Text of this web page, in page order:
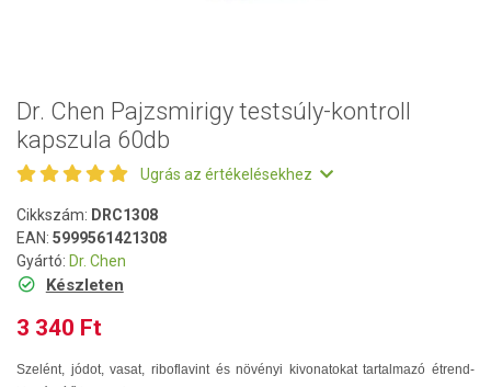
Dr. Chen Pajzsmirigy testsúly-kontroll
kapszula 60db
Ugrás az értékelésekhez
Cikkszám: DRC1308
EAN: 5999561421308
Gyártó: Dr. Chen
Készleten
3 340 Ft
Szelént, jódot, vasat, riboflavint és növényi kivonatokat tartalmazó étrend-